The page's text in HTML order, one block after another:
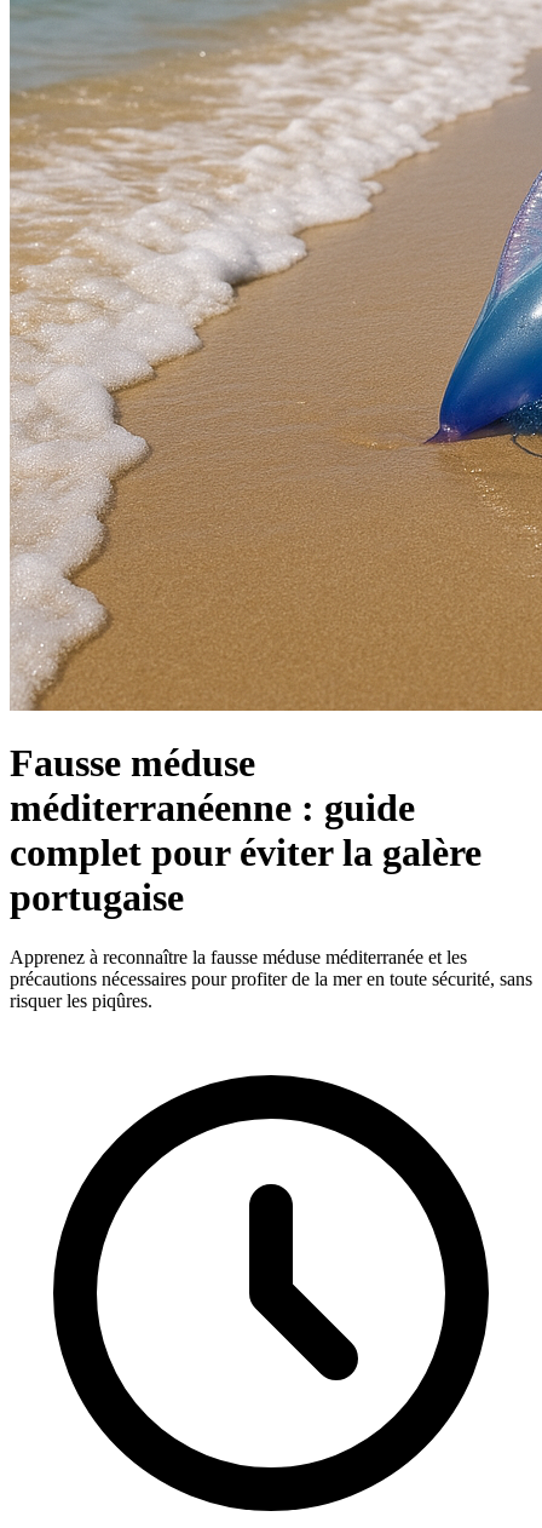
Fausse méduse
méditerranéenne : guide
complet pour éviter la galère
portugaise
Apprenez à reconnaître la fausse méduse méditerranée et les
précautions nécessaires pour profiter de la mer en toute sécurité, sans
risquer les piqûres.